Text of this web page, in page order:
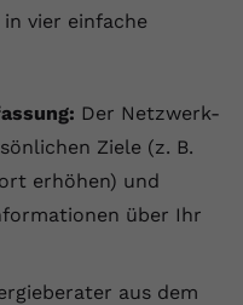
vier einfache
Der Netzwerk-
Ziele (z. B.
erhöhen) und
über Ihr
aus dem
speichern, welche